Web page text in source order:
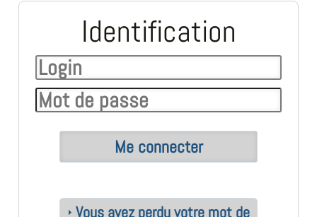
Identification
Vous avez perdu votre mot de